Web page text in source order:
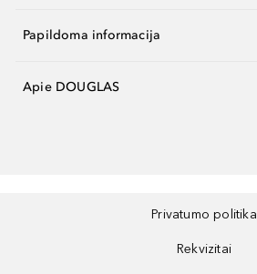
Papildoma informacija
Apie DOUGLAS
Privatumo politika
Rekvizitai